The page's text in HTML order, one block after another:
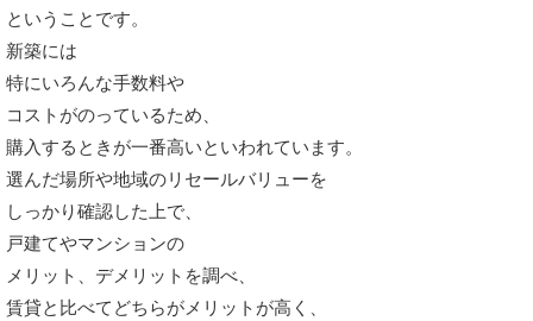
ということです。
新築には
特にいろんな手数料や
コストがのっているため、
購入するときが一番高いといわれています。
選んだ場所や地域のリセールバリューを
しっかり確認した上で、
戸建てやマンションの
メリット、デメリットを調べ、
賃貸と比べてどちらがメリットが高く、